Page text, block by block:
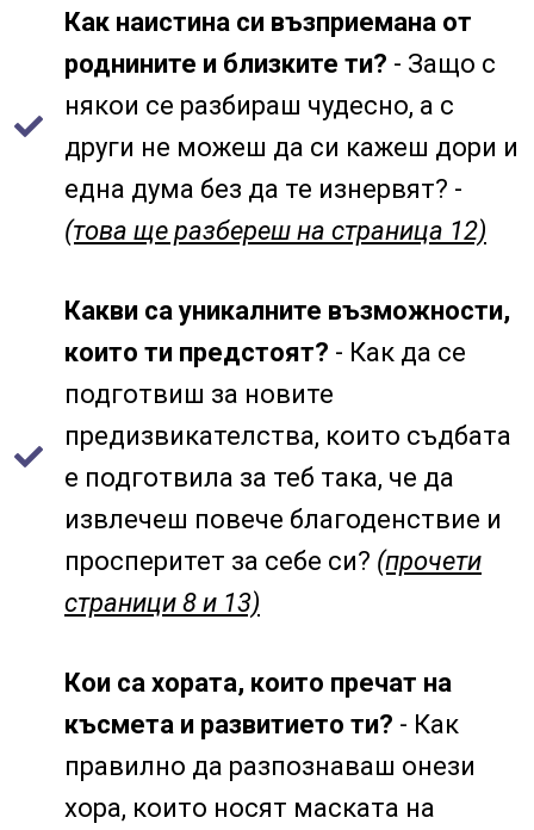
Как наистина си възприемана от
роднините и близките ти? - Защо с
някои се разбираш чудесно, а с
други не можеш да си кажеш дори и
една дума без да те изнервят? -
(това ще разбереш на страница 12)
Какви са уникалните възможности,
които ти предстоят? - Как да се
подготвиш за новите
предизвикателства, които съдбата
е подготвила за теб така, че да
извлечеш повече благоденствие и
просперитет за себе си? (прочети
страници 8 и 13)
Кои са хората, които пречат на
късмета и развитието ти? - Как
правилно да разпознаваш онези
хора, които носят маската на